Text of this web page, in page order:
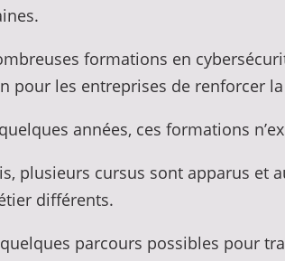
formations en
pour les entreprises de renforcer
années, ces formations
plusieurs cursus sont apparus et
différents.
parcours possibles pour